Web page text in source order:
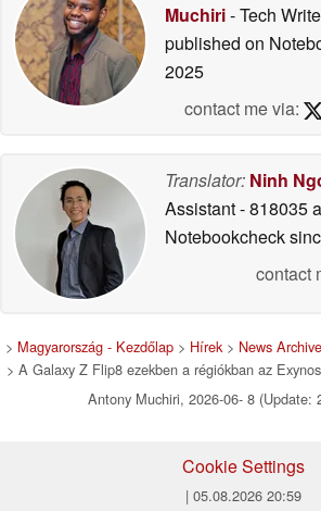
Muchiri- Tech
published on
2025
contact me via:
Translator: Ninh
Assistant- 818035
Notebookcheck
contact
> Magyarország - Kezdőlap > Hírek> News Archive
> A Galaxy Z Flip8 ezekben a régiókban az
Antony Muchiri, 2026-06- 8 (Update:
Cookie Settings
| 05.08.2026 20:59